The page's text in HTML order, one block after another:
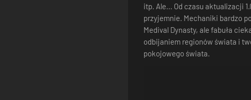
itp. Ale... Od czasu aktualizacji
przyjemnie. Mechaniki bardzo
Medival Dynasty, ale fabuła
odbijaniem regionów świata i
pokojowego świata.